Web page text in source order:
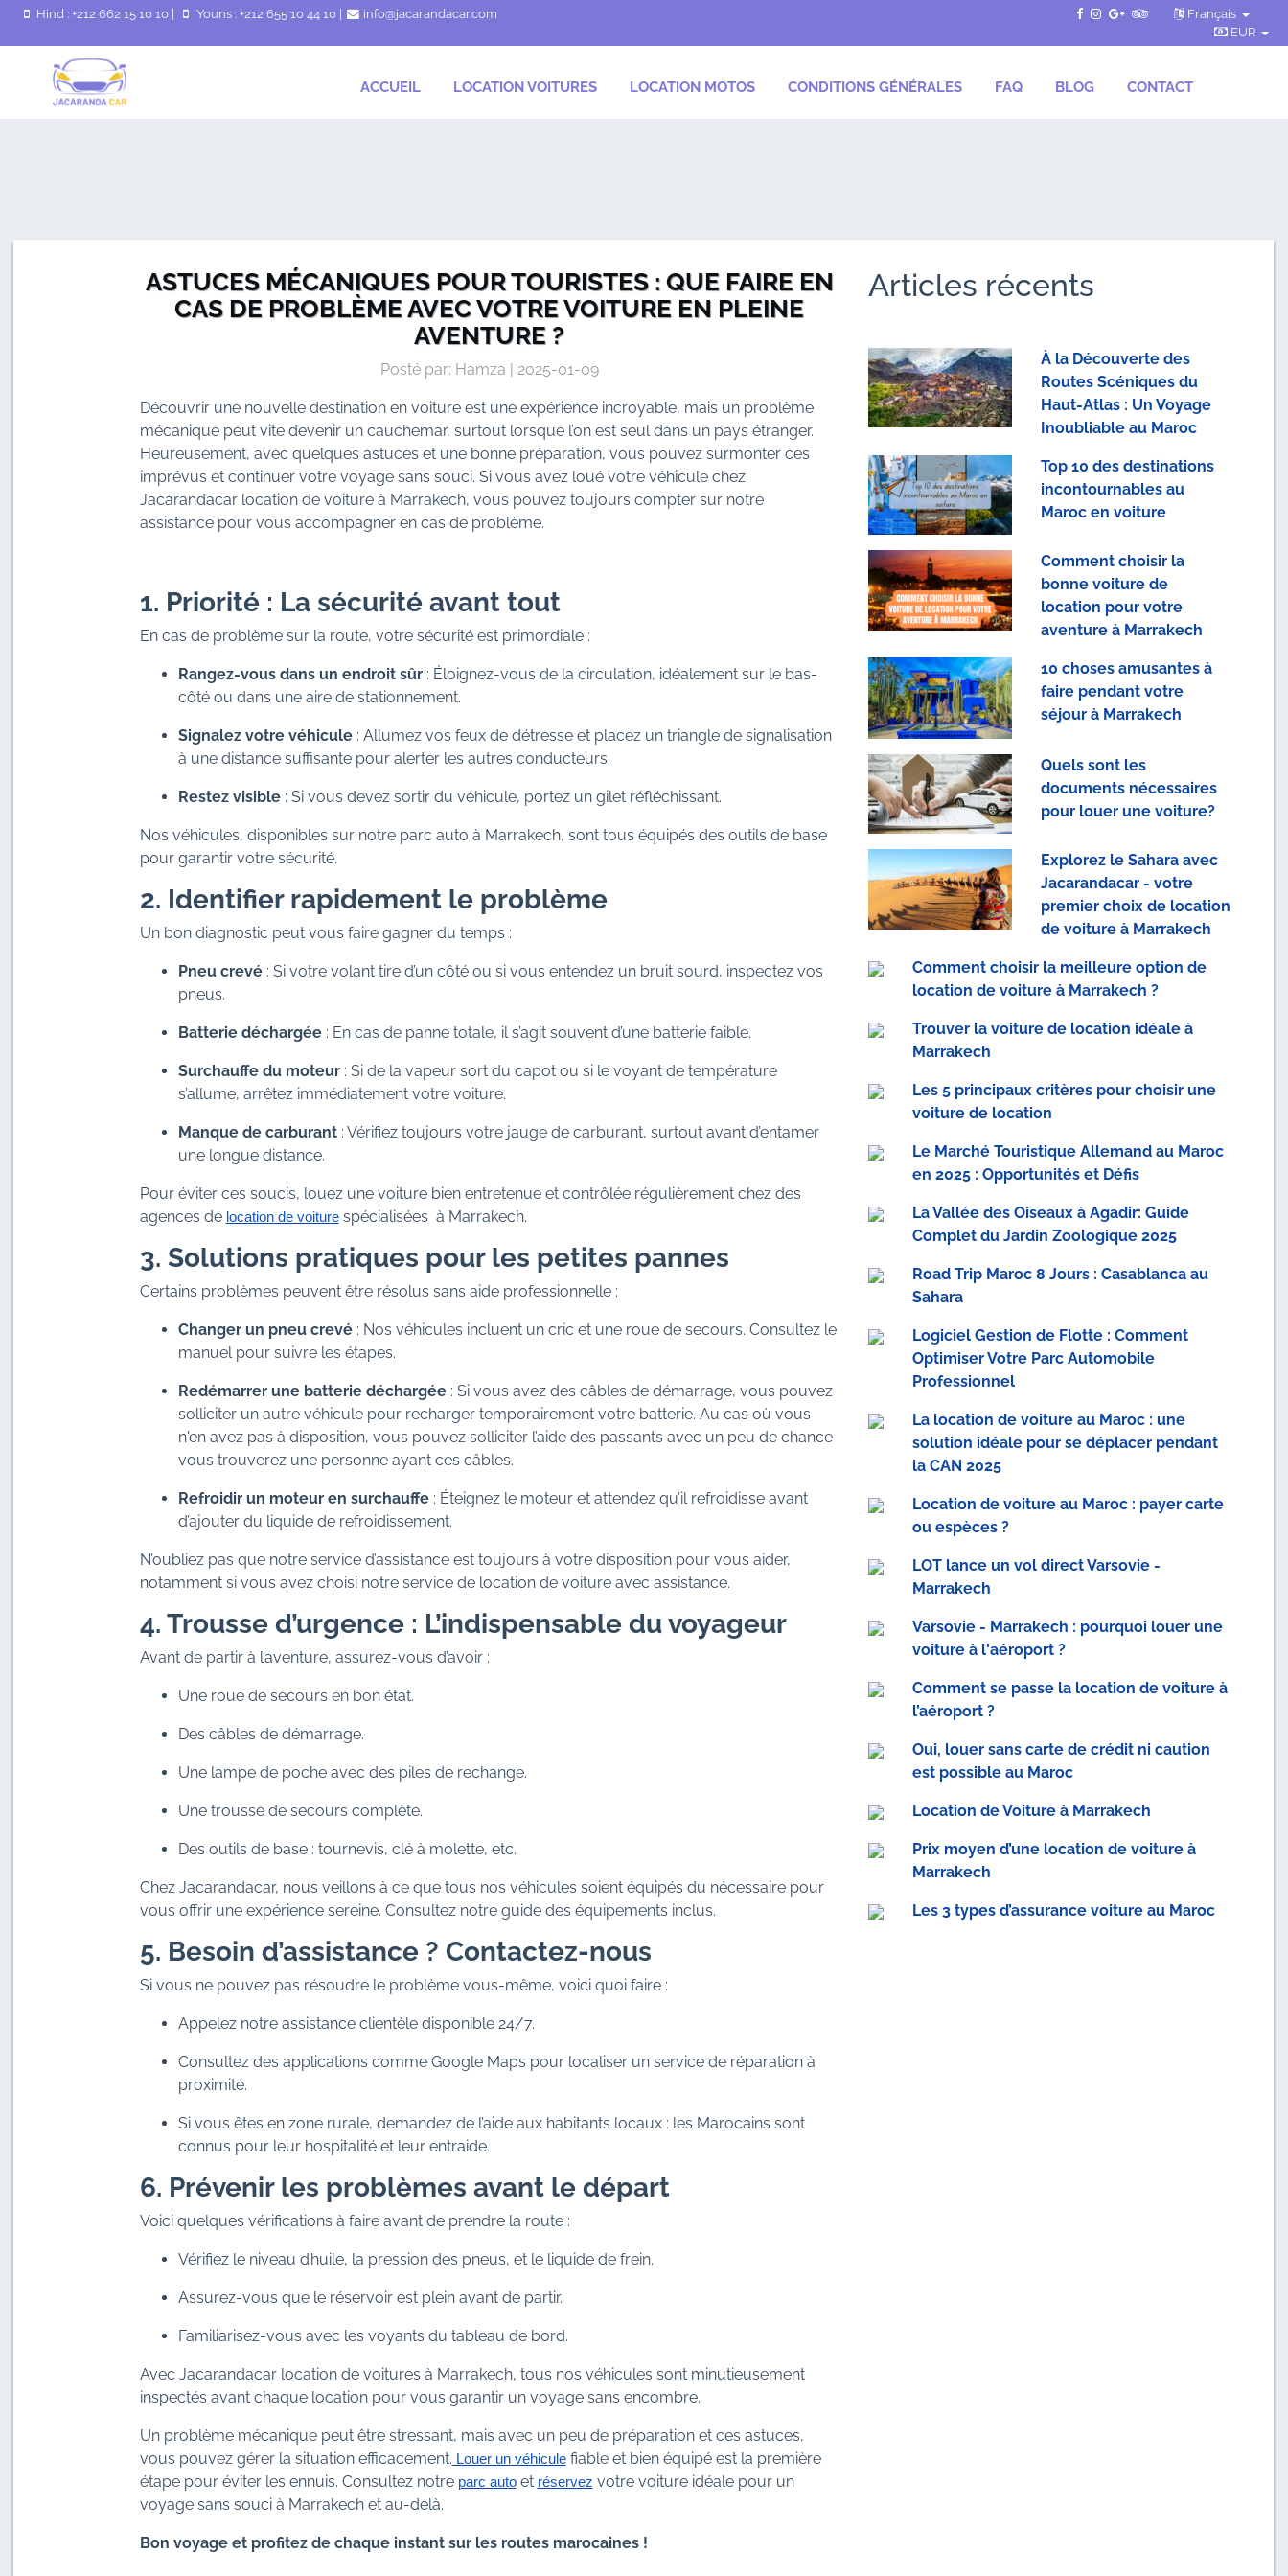
Hind : +212 662 15 10 10 Youns : +212 655 10 44 10 info@jacarandacar.com
Français
EUR
ACCUEIL LOCATION VOITURES LOCATION MOTOS CONDITIONS GÉNÉRALES FAQ BLOG CONTACT
ASTUCES MÉCANIQUES POUR TOURISTES : QUE FAIRE EN
CAS DE PROBLÈME AVEC VOTRE VOITURE EN PLEINE
AVENTURE ?
Posté par: Hamza | 2025-01-09
Découvrir une nouvelle destination en voiture est une expérience incroyable, mais un problème
mécanique peut vite devenir un cauchemar, surtout lorsque l’on est seul dans un pays étranger.
Heureusement, avec quelques astuces et une bonne préparation, vous pouvez surmonter ces
imprévus et continuer votre voyage sans souci. Si vous avez loué votre véhicule chez
Jacarandacar location de voiture à Marrakech, vous pouvez toujours compter sur notre
assistance pour vous accompagner en cas de problème.
1. Priorité : La sécurité avant tout
En cas de problème sur la route, votre sécurité est primordiale :
Rangez-vous dans un endroit sûr: Éloignez-vous de la circulation, idéalement sur le bas-
côté ou dans une aire de stationnement.
Signalez votre véhicule: Allumez vos feux de détresse et placez un triangle de signalisation
à une distance suffisante pour alerter les autres conducteurs.
Restez visible: Si vous devez sortir du véhicule, portez un gilet réfléchissant.
Nos véhicules, disponibles sur notre parc auto à Marrakech, sont tous équipés des outils de base
pour garantir votre sécurité.
2. Identifier rapidement le problème
Un bon diagnostic peut vous faire gagner du temps :
Pneu crevé: Si votre volant tire d’un côté ou si vous entendez un bruit sourd, inspectez vos
pneus.
Batterie déchargée: En cas de panne totale, il s’agit souvent d’une batterie faible.
Surchauffe du moteur: Si de la vapeur sort du capot ou si le voyant de température
s’allume, arrêtez immédiatement votre voiture.
Manque de carburant: Vérifiez toujours votre jauge de carburant, surtout avant d’entamer
une longue distance.
Pour éviter ces soucis, louez une voiture bien entretenue et contrôlée régulièrement chez des
agences de location de voiturespécialisées à Marrakech.
3. Solutions pratiques pour les petites pannes
Certains problèmes peuvent être résolus sans aide professionnelle :
Changer un pneu crevé: Nos véhicules incluent un cric et une roue de secours. Consultez le
manuel pour suivre les étapes.
Redémarrer une batterie déchargée: Si vous avez des câbles de démarrage, vous pouvez
solliciter un autre véhicule pour recharger temporairement votre batterie. Au cas où vous
n'en avez pas à disposition, vous pouvez solliciter l’aide des passants avec un peu de chance
vous trouverez une personne ayant ces câbles.
Refroidir un moteur en surchauffe: Éteignez le moteur et attendez qu’il refroidisse avant
d’ajouter du liquide de refroidissement.
N’oubliez pas que notre service d’assistance est toujours à votre disposition pour vous aider,
notamment si vous avez choisi notre service de location de voiture avec assistance.
4. Trousse d’urgence : L’indispensable du voyageur
Avant de partir à l’aventure, assurez-vous d’avoir :
Une roue de secours en bon état.
Des câbles de démarrage.
Une lampe de poche avec des piles de rechange.
Une trousse de secours complète.
Des outils de base : tournevis, clé à molette, etc.
Chez Jacarandacar, nous veillons à ce que tous nos véhicules soient équipés du nécessaire pour
vous offrir une expérience sereine. Consultez notre guide des équipements inclus.
5. Besoin d’assistance ? Contactez-nous
Si vous ne pouvez pas résoudre le problème vous-même, voici quoi faire :
Appelez notre assistance clientèle disponible 24/7.
Consultez des applications comme Google Maps pour localiser un service de réparation à
proximité.
Si vous êtes en zone rurale, demandez de l’aide aux habitants locaux : les Marocains sont
connus pour leur hospitalité et leur entraide.
6. Prévenir les problèmes avant le départ
Voici quelques vérifications à faire avant de prendre la route :
Vérifiez le niveau d’huile, la pression des pneus, et le liquide de frein.
Assurez-vous que le réservoir est plein avant de partir.
Familiarisez-vous avec les voyants du tableau de bord.
Avec Jacarandacar location de voitures à Marrakech, tous nos véhicules sont minutieusement
inspectés avant chaque location pour vous garantir un voyage sans encombre.
Un problème mécanique peut être stressant, mais avec un peu de préparation et ces astuces,
vous pouvez gérer la situation efficacement. Louer un véhiculefiable et bien équipé est la première
étape pour éviter les ennuis. Consultez notre parc autoet réservez votre voiture idéale pour un
voyage sans souci à Marrakech et au-delà.
Bon voyage et profitez de chaque instant sur les routes marocaines !
Articles récents
À la Découverte des
Routes Scéniques du
Haut-Atlas : Un Voyage
Inoubliable au Maroc
Top 10 des destinations
incontournables au
Maroc en voiture
Comment choisir la
bonne voiture de
location pour votre
aventure à Marrakech
10 choses amusantes à
faire pendant votre
séjour à Marrakech
Quels sont les
documents nécessaires
pour louer une voiture?
Explorez le Sahara avec
Jacarandacar - votre
premier choix de location
de voiture à Marrakech
Comment choisir la meilleure option de
location de voiture à Marrakech ?
Trouver la voiture de location idéale à
Marrakech
Les 5 principaux critères pour choisir une
voiture de location
Le Marché Touristique Allemand au Maroc
en 2025 : Opportunités et Défis
La Vallée des Oiseaux à Agadir: Guide
Complet du Jardin Zoologique 2025
Road Trip Maroc 8 Jours : Casablanca au
Sahara
Logiciel Gestion de Flotte : Comment
Optimiser Votre Parc Automobile
Professionnel
La location de voiture au Maroc : une
solution idéale pour se déplacer pendant
la CAN 2025
Location de voiture au Maroc : payer carte
ou espèces ?
LOT lance un vol direct Varsovie -
Marrakech
Varsovie - Marrakech : pourquoi louer une
voiture à l'aéroport ?
Comment se passe la location de voiture à
l’aéroport ?
Oui, louer sans carte de crédit ni caution
est possible au Maroc
Location de Voiture à Marrakech
Prix moyen d’une location de voiture à
Marrakech
Les 3 types d’assurance voiture au Maroc